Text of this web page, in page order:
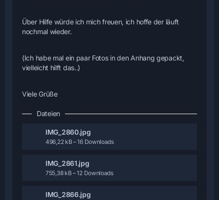
Über Hilfe würde ich mich freuen, ich hoffe der läuft
nochmal wieder.
(Ich habe mal ein paar Fotos in den Anhang gepackt,
vielleicht hilft das..)
Viele Grüße
Dateien
IMG_2860.jpg
496,22 kB – 16 Downloads
IMG_2861.jpg
755,38 kB – 12 Downloads
IMG_2866.jpg